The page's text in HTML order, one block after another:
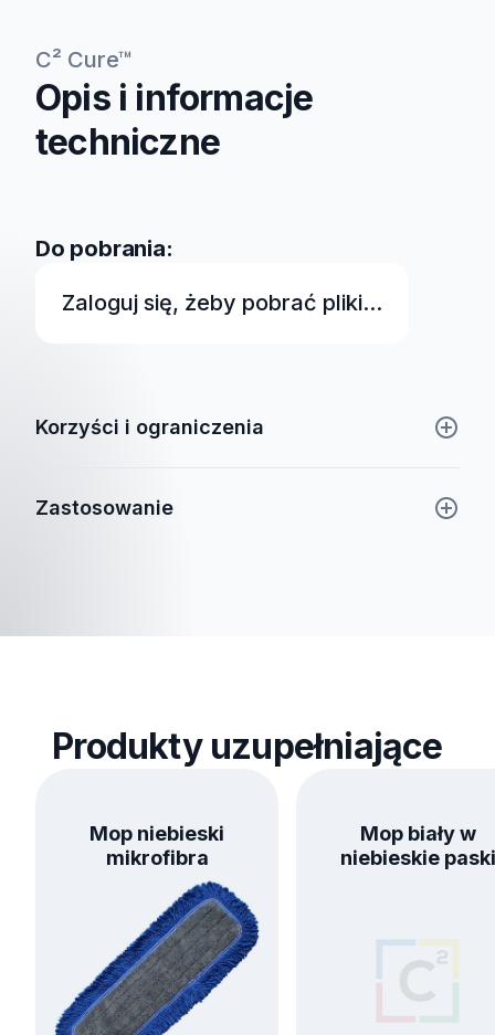
C² Cure™
Opis i informacje
techniczne
Do pobrania:
Zaloguj się, żeby pobrać pliki...
Korzyści i ograniczenia
Zastosowanie
Produkty uzupełniające
Mop niebieski
mikrofibra
Mop biały w
niebieskie paski